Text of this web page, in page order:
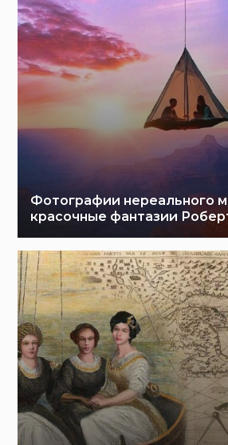
Фотографии нереального
красочные фантазии